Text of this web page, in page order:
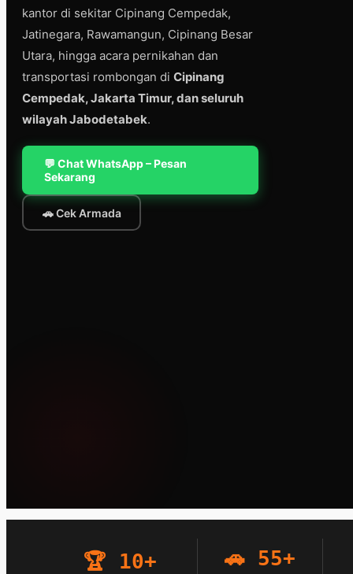
kantor di sekitar Cipinang Cempedak,
Jatinegara, Rawamangun, Cipinang Besar
Utara, hingga acara pernikahan dan
transportasi rombongan di Cipinang
Cempedak, Jakarta Timur, dan seluruh
wilayah Jabodetabek.
💬 Chat WhatsApp – Pesan
Sekarang
🚗 Cek Armada
🏆 10+ 🚗 55+